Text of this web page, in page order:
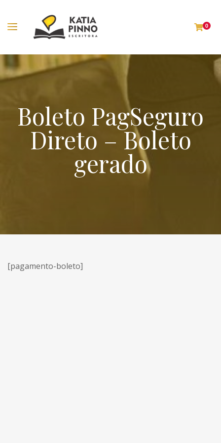
0
Boleto PagSeguro
Direto – Boleto
gerado
[pagamento-boleto]